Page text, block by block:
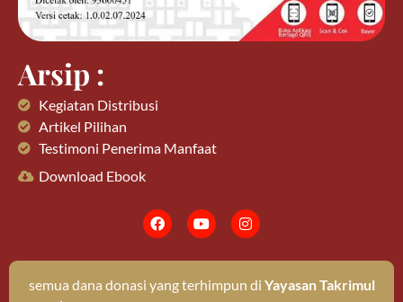
Arsip :
Kegiatan Distribusi
Artikel Pilihan
Testimoni Penerima Manfaat
Download Ebook
semua dana donasi yang terhimpun di Yayasan Takrimul